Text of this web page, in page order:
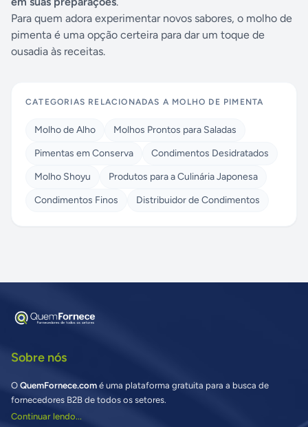
Para quem adora experimentar novos sabores, o molho de
pimenta é uma opção certeira para dar um toque de
ousadia às receitas.
CATEGORIAS RELACIONADAS A MOLHO DE PIMENTA
Molho de Alho
Molhos Prontos para Saladas
Pimentas em Conserva
Condimentos Desidratados
Molho Shoyu
Produtos para a Culinária Japonesa
Condimentos Finos
Distribuidor de Condimentos
Sobre nós
O QuemFornece.com é uma plataforma gratuita para a busca de
fornecedores B2B de todos os setores.
Continuar lendo...